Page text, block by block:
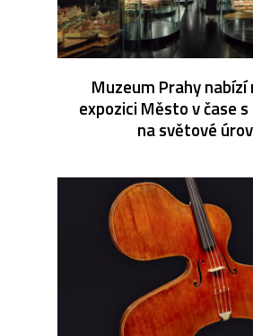
Muzeum Prahy
expozici Město v čase
na světové